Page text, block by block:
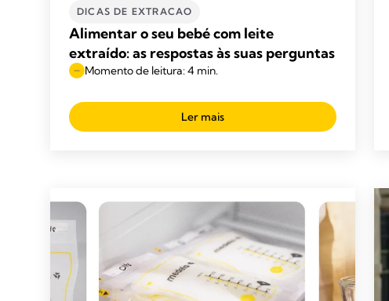
DICAS DE EXTRACAO
Alimentar o seu bebé com leite
extraído: as respostas às suas perguntas
Momento de leitura: 4 min.
Ler mais